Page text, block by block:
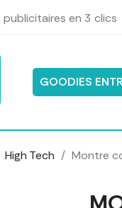
en 3 clics
GOODIES
High Tech Montre